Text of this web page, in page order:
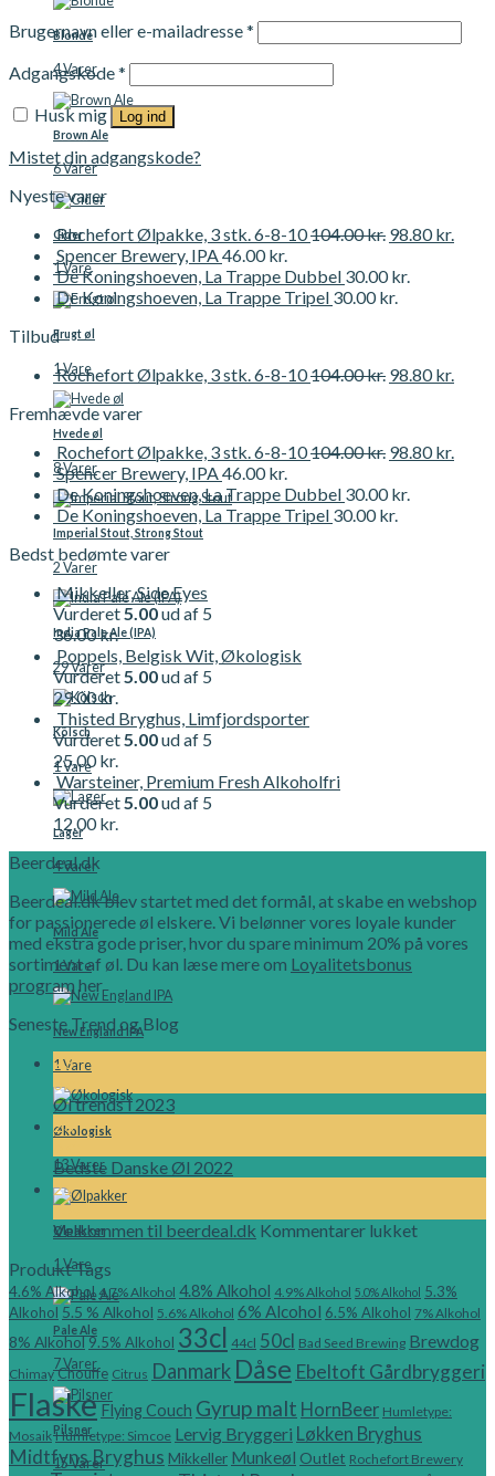
Blonde
4 Varer
Brown Ale
6 Varer
Cider
1 Vare
Frugt øl
1 Vare
Hvede øl
8 Varer
Imperial Stout, Strong Stout
2 Varer
India Pale Ale (IPA)
29 Varer
Kölsch
1 Vare
Lager
4 Varer
Mild Ale
1 Vare
New England IPA
1 Vare
Økologisk
13 Varer
Ølpakker
1 Vare
Pale Ale
7 Varer
Pilsner
15 Varer
Brugernavn eller e-mailadresse*
Adgangskode*
Husk mig
Log ind
Mistet din adgangskode?
Nyeste varer
Rochefort Ølpakke, 3 stk. 6-8-10104.00kr. 98.80kr.
Spencer Brewery, IPA 46.00kr.
De Koningshoeven, La Trappe Dubbel 30.00kr.
De Koningshoeven, La Trappe Tripel 30.00kr.
Tilbud
Rochefort Ølpakke, 3 stk. 6-8-10104.00kr. 98.80kr.
Fremhævde varer
Rochefort Ølpakke, 3 stk. 6-8-10104.00kr. 98.80kr.
Spencer Brewery, IPA 46.00kr.
De Koningshoeven, La Trappe Dubbel 30.00kr.
De Koningshoeven, La Trappe Tripel 30.00kr.
Bedst bedømte varer
Mikkeller, Side Eyes
Vurderet 5.00ud af 5
36.00kr.
Poppels, Belgisk Wit, Økologisk
Vurderet 5.00ud af 5
29.00kr.
Thisted Bryghus, Limfjordsporter
Vurderet 5.00ud af 5
25.00kr.
Warsteiner, Premium Fresh Alkoholfri
Vurderet 5.00ud af 5
12.00kr.
Beerdeal.dk
Beerdeal.dk blev startet med det formål, at skabe en webshop
for passionerede øl elskere. Vi belønner vores loyale kunder
med ekstra gode priser, hvor du spare minimum 20% på vores
sortiment af øl. Du kan læse mere om Loyalitetsbonus
program her
Seneste Trend og Blog
23
okt
Øl trends i 2023
23
Bedste Danske Øl 2022
21
nov
Velkommen til beerdeal.dk Kommentarer lukkettil
Produkt Tags
4.6% Alkohol 4.7% Alkohol 4.8% Alkohol 4.9% Alkohol 5.0% Alkohol 5.3%
Alkohol 5.5 % Alkohol 5.6% Alkohol 6% Alcohol 6.5% Alkohol 7% Alkohol
8% Alkohol9.5% Alkohol 33cl 44cl 50cl Bad Seed Brewing Brewdog
Chimay Chouffe Citrus Danmark Dåse Ebeltoft Gårdbryggeri
Flaske Flying Couch Gyrup malt HornBeer Humletype:
Mosaik Humletype: Simcoe Lervig Bryggeri Løkken Bryghus
Midtfyns Bryghus Mikkeller Munkeøl Outlet Rochefort Brewery